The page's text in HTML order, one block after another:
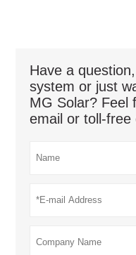
Have a
system or just
MG Solar? Feel
email or toll-free